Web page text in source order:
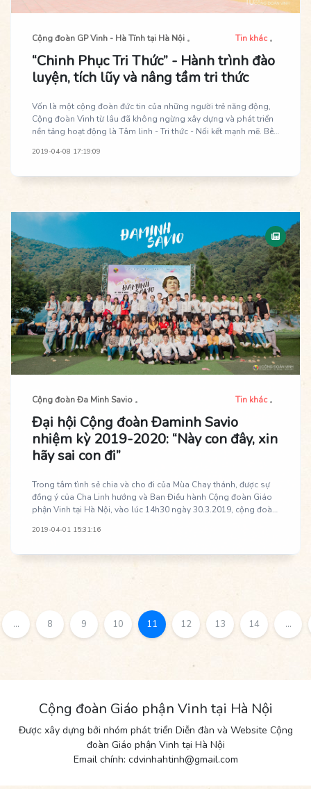
Cộng đoàn GP Vinh - Hà Tĩnh tại Hà Nội Tin khác
“Chinh Phục Tri Thức” - Hành trình đào
luyện, tích lũy và nâng tầm tri thức
Vốn là một cộng đoàn đức tin của những người trẻ năng động,
Cộng đoàn Vinh từ lâu đã không ngừng xây dựng và phát triển
nền tảng hoạt động là Tâm linh - Tri thức - Nối kết mạnh mẽ. Bên
người trẻ Cộng đoàn Vinh đã tích cực đào sâu kiến thức giáo lí,
cộng đoàn. Năm nay, cuộc thi “Chinh Phục Tri Thức” lần đầu tiên
được khởi xướng mô phỏng theo format chương trình “Chinh
Phục” đã đem đến một trải nghiệm hết sức mới mẻ trong việc
học hỏi, trau dồi giáo lí cho người trẻ.
2019-04-08 17:19:09
Cộng đoàn Đa Minh Savio Tin khác
Đại hội Cộng đoàn Đaminh Savio
nhiệm kỳ 2019-2020: “Này con đây, xin
hãy sai con đi”
Trong tâm tình sẻ chia và cho đi của Mùa Chay thánh, được sự
đồng ý của Cha Linh hướng và Ban Điều hành Cộng đoàn Giáo
phận Vinh tại Hà Nội, vào lúc 14h30 ngày 30.3.2019, cộng đoàn
2019-2020 tại nhà thờ Đình Quán.
2019-04-01 15:31:16
... 8 9 10 11 12 13 14 ...
Cộng đoàn Giáo phận Vinh tại Hà Nội
Được xây dựng bởi nhóm phát triển Diễn đàn và Website Cộng
đoàn Giáo phận Vinh tại Hà Nội
Email chính: cdvinhahtinh@gmail.com